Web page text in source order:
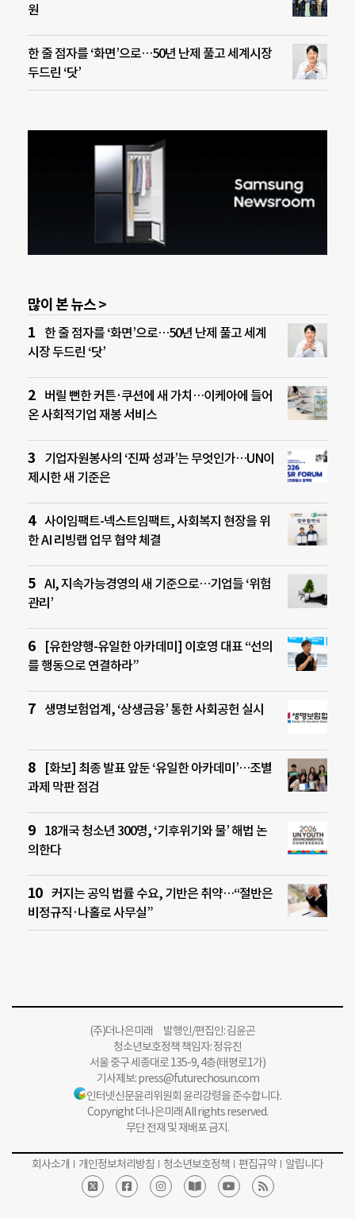
원
한 줄 점자를 ‘화면’으로…50년 난제 풀고 세계시장
두드린 ‘닷’
많이 본 뉴스 >
한 줄 점자를 ‘화면’으로…50년 난제 풀고 세계
시장 두드린 ‘닷’
버릴 뻔한 커튼·쿠션에 새 가치…이케아에 들어
온 사회적기업 재봉 서비스
기업자원봉사의 ‘진짜 성과’는 무엇인가…UN이
제시한 새 기준은
사이임팩트-넥스트임팩트, 사회복지 현장을 위
한 AI 리빙랩 업무 협약 체결
AI, 지속가능경영의 새 기준으로…기업들 ‘위험
관리’
[유한양행-유일한 아카데미] 이호영 대표 “선의
를 행동으로 연결하라”
생명보험업계, ‘상생금융’ 통한 사회공헌 실시
[화보] 최종 발표 앞둔 ‘유일한 아카데미’…조별
과제 막판 점검
18개국 청소년 300명, ‘기후위기와 물’ 해법 논
의한다
커지는 공익 법률 수요, 기반은 취약…“절반은
비정규직·나홀로 사무실”
(주)더나은미래 발행인/편집인: 김윤곤
청소년보호정책 책임자: 정유진
서울 중구 세종대로 135-9, 4층(태평로1가)
기사제보:press@futurechosun.com
인터넷신문윤리위원회 윤리강령을 준수합니다.
Copyright 더나은미래 All rights reserved.
무단 전재 및 재배포 금지.
회사소개 개인정보처리방침 청소년보호정책 편집규약 알립니다